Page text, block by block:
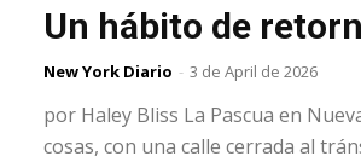
Un hábito de
New York Diario - 3 de April de 2026
por Haley Bliss La Pascua en
cosas, con una calle cerrada al